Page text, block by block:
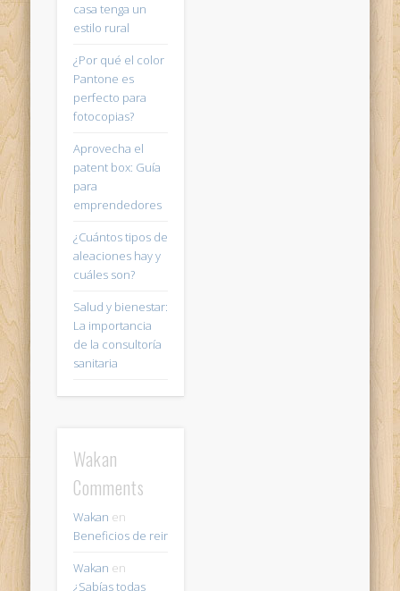
casa tenga un
estilo rural
¿Por qué el color
Pantone es
perfecto para
fotocopias?
Aprovecha el
patent box: Guía
para
emprendedores
¿Cuántos tipos de
aleaciones hay y
cuáles son?
Salud y bienestar:
La importancia
de la consultoría
sanitaria
Wakan
Comments
Wakan en
Beneficios de reir
Wakan en
¿Sabías todas